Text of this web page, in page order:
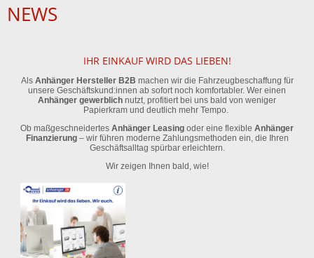
NEWS
IHR EINKAUF WIRD DAS LIEBEN!
Als Anhänger Hersteller B2B machen wir die Fahrzeugbeschaffung für
unsere Geschäftskund:innen ab sofort noch komfortabler. Wer einen
Anhänger gewerblich nutzt, profitiert bei uns bald von weniger
Papierkram und deutlich mehr Tempo.
Ob maßgeschneidertes Anhänger Leasing oder eine flexible Anhänger
Finanzierung– wir führen moderne Zahlungsmethoden ein, die Ihren
Geschäftsalltag spürbar erleichtern.
Wir zeigen Ihnen bald, wie!